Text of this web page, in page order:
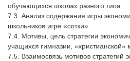
обучающихся школах разного типа
7.3. Анализ содержания игры
школьников игре «сотки»
7.4. Мотивы, цель стратегии
учащихся гимназии,
7.5. Взаимосвязь мотивов стратегий